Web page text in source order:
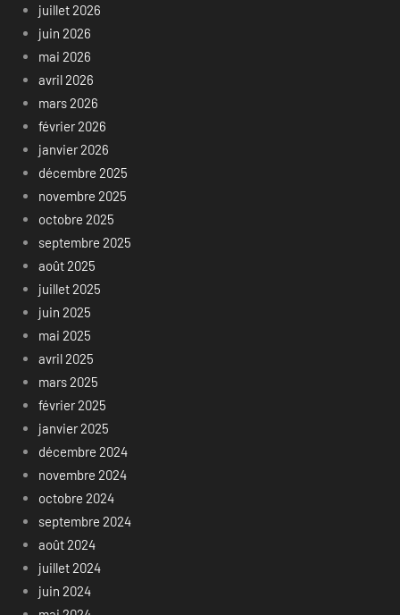
juillet 2026
juin 2026
mai 2026
avril 2026
mars 2026
février 2026
janvier 2026
décembre 2025
novembre 2025
octobre 2025
septembre 2025
août 2025
juillet 2025
juin 2025
mai 2025
avril 2025
mars 2025
février 2025
janvier 2025
décembre 2024
novembre 2024
octobre 2024
septembre 2024
août 2024
juillet 2024
juin 2024